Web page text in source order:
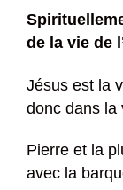
de la vie de
Jésus est la
donc dans la
Pierre et la
avec la